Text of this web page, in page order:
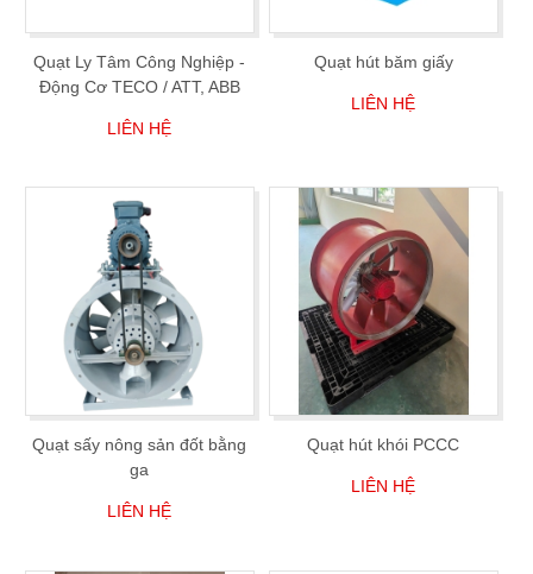
Quạt Ly Tâm Công Nghiệp -
Động Cơ TECO / ATT, ABB
LIÊN HỆ
Quạt hút băm giấy
LIÊN HỆ
Quạt sấy nông sản đốt bằng
ga
LIÊN HỆ
Quạt hút khói PCCC
LIÊN HỆ